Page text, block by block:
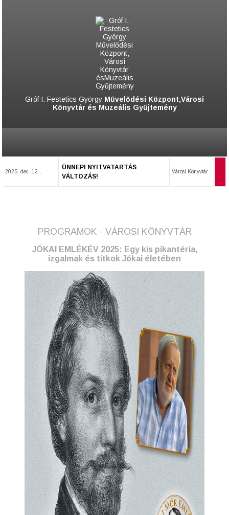
Gróf I. Festetics György Művelődési Központ,Városi
Könyvtár és Muzeális Gyűjtemény
2025. dec. 12.,
ÜNNEPI NYITVATARTÁS
VÁLTOZÁS!
Városi Könyvtár
PROGRAMOK - VÁROSI KÖNYVTÁR
JÓKAI EMLÉKÉV 2025: Egy kis pikantéria,
izgalmak és titkok Jókai életében